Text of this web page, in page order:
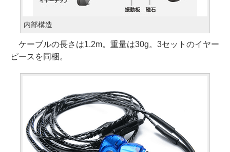
内部構造
ケーブルの長さは1.2m。重量は30g。3セットのイヤー
ピースを同梱。